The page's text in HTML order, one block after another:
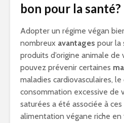
bon pour la santé?
Adopter un régime végan
nombreux avantages pour la
produits d’origine animale
pouvez prévenir certaines
maladies cardiovasculaires,
consommation excessive de
saturées a été associée à ces
alimentation végane riche